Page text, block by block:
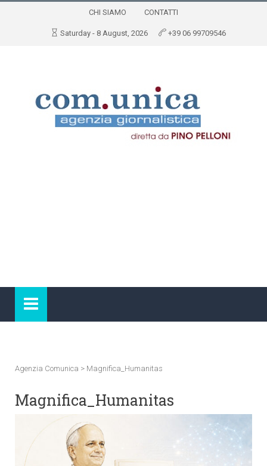
CHI SIAMO CONTATTI
Saturday - 8 August, 2026 +39 06 99709546
Agenzia Comunica > Magnifica_Humanitas
Magnifica_Humanitas